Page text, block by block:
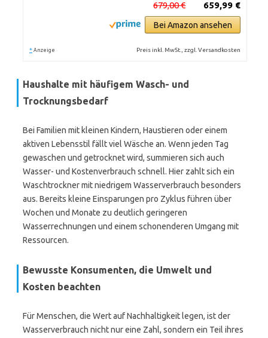
659,99 €
679,00 €
Bei Amazon ansehen
* Anzeige Preis inkl. MwSt., zzgl. Versandkosten
Haushalte mit häufigem Wasch- und
Trocknungsbedarf
Bei Familien mit kleinen Kindern, Haustieren oder einem
aktiven Lebensstil fällt viel Wäsche an. Wenn jeden Tag
gewaschen und getrocknet wird, summieren sich auch
Wasser- und Kostenverbrauch schnell. Hier zahlt sich ein
Waschtrockner mit niedrigem Wasserverbrauch besonders
aus. Bereits kleine Einsparungen pro Zyklus führen über
Wochen und Monate zu deutlich geringeren
Wasserrechnungen und einem schonenderen Umgang mit
Ressourcen.
Bewusste Konsumenten, die Umwelt und
Kosten beachten
Für Menschen, die Wert auf Nachhaltigkeit legen, ist der
Wasserverbrauch nicht nur eine Zahl, sondern ein Teil ihres